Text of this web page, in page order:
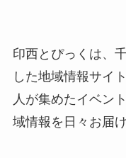
印西とぴっくは、
した地域情報サイ
人が集めたイベン
域情報を日々お届